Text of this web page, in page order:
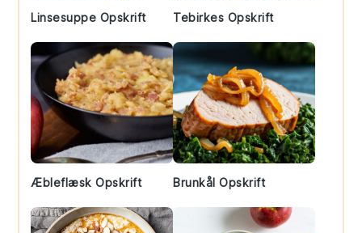
Linsesuppe Opskrift Tebirkes Opskrift
Æbleflæsk Opskrift Brunkål Opskrift